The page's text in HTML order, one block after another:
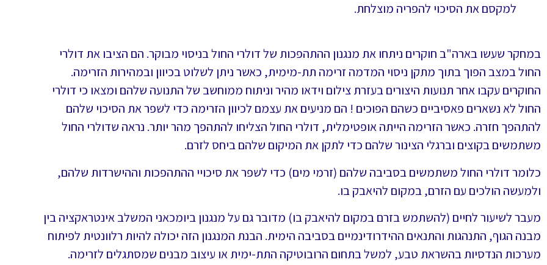
למקסם את הסיכוי להפריה מוצלחת.
במחקר שעשו בארה"ב חוקרים ניתחו את מנגנון ההתהפכות של דולרי החול בניסוי מבוקר. הם הציבו את דולרי
החול במצב הפוך בתוך מתקן ניסוי המדמה זרימה תת-מימית, כאשר ניתן לשלוט בכיוון ובמהירות הזרימה.
החוקרים עקבו אחר תנועות היצורים בעזרת צילום וידאו מהיר וניתוח ממוחשב של התנועה שלהם ומצאו כי דולרי
החול לא נשארים פאסיביים כשהם הפוכים ! הם מניעים את עצמם לכיוון הזרימה כדי לשפר את הסיכוי שלהם
להתהפך חזרה. כאשר הזרימה הייתה אופטימלית, דולרי החול הצליחו להתהפך מהר יותר. נראה שדולרי החול
משתמשים בקוצים וברגלי הצינור שלהם כדי לתקן את המיקום שלהם ביחס לזרם.
כלומר דולרי החול משתמשים בסביבה שלהם (זרמי מים) כדי לשפר את סיכויי ההתהפכות וההישרדות שלהם,
ולמעשה הולכים עם הזרם, במקום להיאבק בו.
מעבר לשיעור לחיים (להשתמש בזרם במקום להיאבק בו) מדובר גם על מנגנון ביומכאני המשלב אינטראקציה בין
מבנה הגוף, התנהגות והתנאים ההידרודינמיים בסביבה הימית. הבנת המנגנון הזה יכולה להיות רלוונטית לפיתוח
מערכות הנדסיות בהשראת טבע, למשל בתחום הרובוטיקה התת-ימית או עיצוב מבנים שמסתגלים לזרימה.